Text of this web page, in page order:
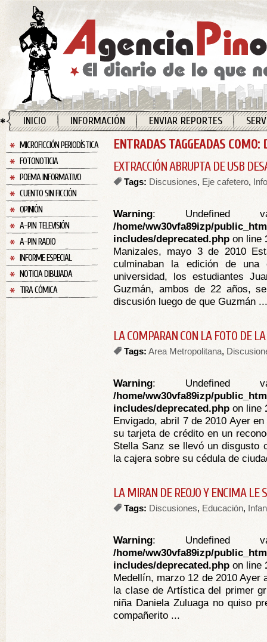
INICIO INFORMACIÓN ENVIAR REPORTES
MICROFICCIÓN PERIODÍSTICA
FOTONOTICIA
POEMA INFORMATIVO
CUENTO SIN FICCIÓN
OPINIÓN
A-PIN TELEVISIÓN
A-PIN RADIO
INFORME ESPECIAL
NOTICIA DIBUJADA
TIRA CÓMICA
ENTRADAS TAGGEADAS COMO:
EXTRACCIÓN ABRUPTA DE USB
Tags: Discusiones, Eje cafetero,
Warning: Undefined
/home/ww30vfa89izp/
includes/deprecated.php on line
Manizales, mayo 3 de 2010
culminaban la edición de una
universidad, los estudiantes
Guzmán, ambos de 22 años,
discusión luego de que Guzmán ...
LA COMPARAN CON LA FOTO DE
Tags: Area Metropolitana,
Warning: Undefined
/home/ww30vfa89izp/
includes/deprecated.php on line
Envigado, abril 7 de 2010 Ayer
su tarjeta de crédito en un
Stella Sanz se llevó un disgusto
la cajera sobre su cédula de
LA MIRAN DE REOJO Y ENCIMA LE
Tags: Discusiones, Educación,
Warning: Undefined
/home/ww30vfa89izp/
includes/deprecated.php on line
Medellín, marzo 12 de 2010 Ayer
la clase de Artística del primer
niña Daniela Zuluaga no quiso
compañerito ...